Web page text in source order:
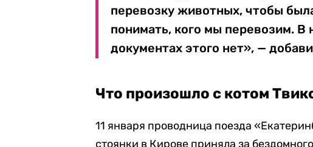
перевозку животных, чтобы
понимать, кого мы перевозим.
документах этого нет», —
Что произошло с котом
11 января проводница поезда
стоянки в Кирове приняла за